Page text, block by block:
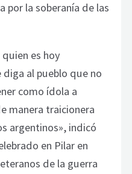
por la soberanía de las
es hoy
al pueblo que no
como ídola a
manera traicionera
argentinos», indicó
en Pilar en
de la guerra